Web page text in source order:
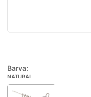
Barva:
NATURAL